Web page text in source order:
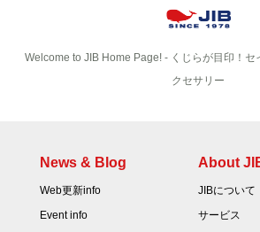
Welcome to JIB Home Page! ‐ くじらが目印！
クセサリー
News & Blog
Web更新info
Event info
About
JIBについて
サービス